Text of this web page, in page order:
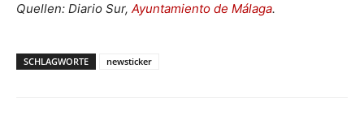
Quellen: Diario Sur, Ayuntamiento de Málaga.
SCHLAGWORTE newsticker